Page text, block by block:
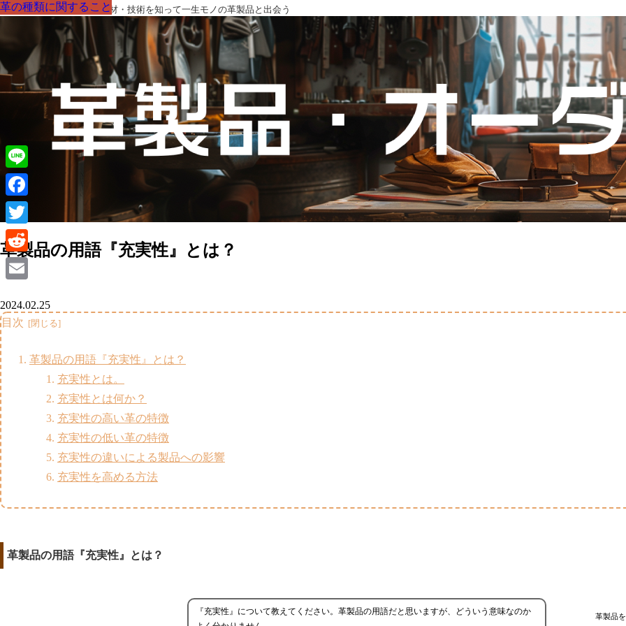
革製品の部品の呼び名・素材・技術を知って一生モノの革製品と出会う
革製品の用語『充実性』とは？
革の種類に関すること
2024.02.25
目次
革製品の用語『充実性』とは？
充実性とは。
充実性とは何か？
充実性の高い革の特徴
充実性の低い革の特徴
充実性の違いによる製品への影響
充実性を高める方法
革製品の用語『充実性』とは？
革製品
『充実性』について教えてください。革製品の用語だと思いますが、どういう意味なのか
革の種類に関すること
革の種類に関すること
革の種類に関すること
革の種類に関すること
革の種類に関すること
革の種類に関すること
Line
Facebook
Twitter
Reddit